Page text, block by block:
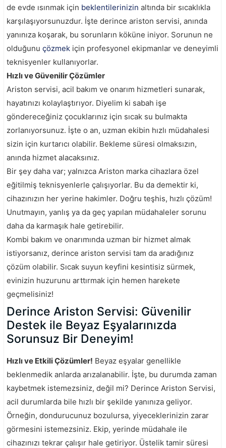
de evde ısınmak için beklentilerinizin altında bir sıcaklıkla
karşılaşıyorsunuzdur. İşte derince ariston servisi, anında
yanınıza koşarak, bu sorunların köküne iniyor. Sorunun ne
olduğunu çözmek için profesyonel ekipmanlar ve deneyimli
teknisyenler kullanıyorlar.
Hızlı ve Güvenilir Çözümler
Ariston servisi, acil bakım ve onarım hizmetleri sunarak,
hayatınızı kolaylaştırıyor. Diyelim ki sabah işe
göndereceğiniz çocuklarınız için sıcak su bulmakta
zorlanıyorsunuz. İşte o an, uzman ekibin hızlı müdahalesi
sizin için kurtarıcı olabilir. Bekleme süresi olmaksızın,
anında hizmet alacaksınız.
Bir şey daha var; yalnızca Ariston marka cihazlara özel
eğitilmiş teknisyenlerle çalışıyorlar. Bu da demektir ki,
cihazınızın her yerine hakimler. Doğru teşhis, hızlı çözüm!
Unutmayın, yanlış ya da geç yapılan müdahaleler sorunu
daha da karmaşık hale getirebilir.
Kombi bakım ve onarımında uzman bir hizmet almak
istiyorsanız, derince ariston servisi tam da aradığınız
çözüm olabilir. Sıcak suyun keyfini kesintisiz sürmek,
evinizin huzurunu arttırmak için hemen harekete
geçmelisiniz!
Derince Ariston Servisi: Güvenilir
Destek ile Beyaz Eşyalarınızda
Sorunsuz Bir Deneyim!
Hızlı ve Etkili Çözümler! Beyaz eşyalar genellikle
beklenmedik anlarda arızalanabilir. İşte, bu durumda zaman
kaybetmek istemezsiniz, değil mi? Derince Ariston Servisi,
acil durumlarda bile hızlı bir şekilde yanınıza geliyor.
Örneğin, dondurucunuz bozulursa, yiyeceklerinizin zarar
görmesini istemezsiniz. Ekip, yerinde müdahale ile
cihazınızı tekrar çalışır hale getiriyor. Üstelik tamir süresi